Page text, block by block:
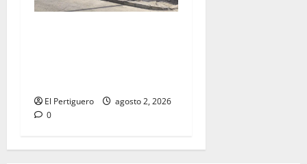
El Pertiguero
agosto 2, 2026
0